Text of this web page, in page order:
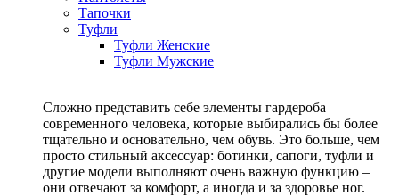
Тапочки
Туфли
Туфли Женские
Туфли Мужские
Сложно представить себе элементы гардероба
современного человека, которые выбирались бы более
тщательно и основательно, чем обувь. Это больше, чем
просто стильный аксессуар: ботинки, сапоги, туфли и
другие модели выполняют очень важную функцию –
они отвечают за комфорт, а иногда и за здоровье ног.